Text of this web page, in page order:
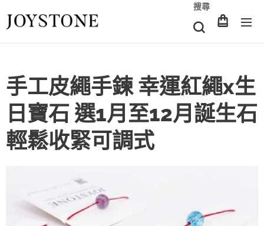
搜尋
手工皮繩手鍊 幸運紅繩x生
日寶石 選1月至12月誕生石
輕鬆收緊可調式